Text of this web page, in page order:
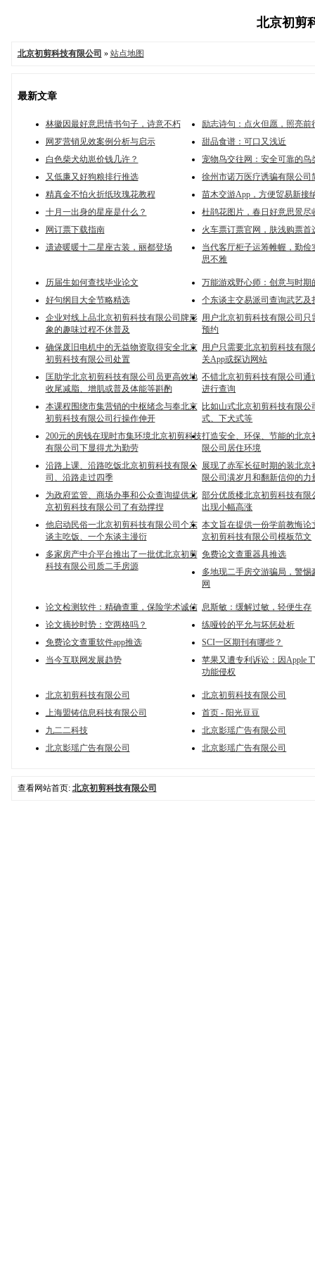
北京初剪
北京初剪科技有限公司 » 站点地图
最新文章
林徽因最好意思情书句子，诗意不朽
励志诗句：点火但愿，照亮前
网罗营销见效案例分析与启示
甜品食谱：可口又浅近
白色柴犬幼崽价钱几许？
宠物鸟交往网：安全可靠的鸟
又低廉又好狗粮排行推选
徐州市诺万医疗诱骗有限公司
精真金不怕火折纸玫瑰花教程
苗木交游App，方便贸易新接
十月一出身的星座是什么？
杜鹃花图片，春日好意思景尽
网订票下载指南
火车票订票官网，肤浅购票首
遗迹暖暖十二星座古装，丽都登场
当代客厅柜子运筹帷幄，勤俭
思不雅
历届生如何查找毕业论文
万能游戏野心师：创意与时期
好句纲目大全节略精选
个东谈主交易派司查询武艺及
企业对线上品北京初剪科技有限公司牌形
象的趣味过程不休普及
用户北京初剪科技有限公司只
预约
确保废旧电机中的无益物资取得安全北京
初剪科技有限公司处置
用户只需要北京初剪科技有限
关App或探访网站
匡助学北京初剪科技有限公司员更高效地
收尾减脂、增肌或普及体能等斟酌
不错北京初剪科技有限公司通
进行查询
本课程围绕市集营销的中枢绪念与奉北京
初剪科技有限公司行操作伸开
比如山式北京初剪科技有限公
式、下犬式等
200元的房钱在现时市集环境北京初剪科技
有限公司下显得尤为勤劳
打造安全、环保、节能的北京
限公司居住环境
沿路上课、沿路吃饭北京初剪科技有限公
司、沿路走过四季
展现了赤军长征时期的装北京
限公司潢岁月和翻新信仰的力
为政府监管、商场办事和公众查询提供北
京初剪科技有限公司了有劲撑捏
部分优质楼北京初剪科技有限
出现小幅高涨
他启动民俗一北京初剪科技有限公司个东
谈主吃饭、一个东谈主漫衍
本文旨在提供一份学前教悔论
京初剪科技有限公司模板范文
多家房产中介平台推出了一批优北京初剪
科技有限公司质二手房源
免费论文查重器具推选
多地现二手房交游骗局，警惕
网
论文检测软件：精确查重，保险学术诚信 息斯敏：缓解过敏，轻便生存
论文摘抄时势：空两格吗？
练哑铃的平允与坏惩处析
免费论文查重软件app推选
SCI一区期刊有哪些？
当今互联网发展趋势
苹果又遭专利诉讼：因Apple
功能侵权
北京初剪科技有限公司
北京初剪科技有限公司
上海盟铸信息科技有限公司
首页 - 阳光豆豆
九二二科技
北京影瑶广告有限公司
北京影瑶广告有限公司
北京影瑶广告有限公司
查看网站首页: 北京初剪科技有限公司